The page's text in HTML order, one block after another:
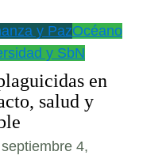
y PazOcéano
y SbN
en
salud y
septiembre 4,